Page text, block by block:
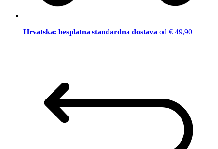
Hrvatska: besplatna standardna dostava od € 49,90